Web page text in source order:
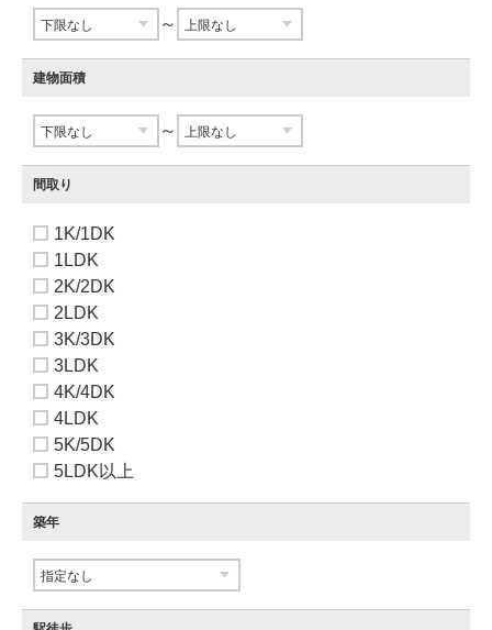
～
建物面積
～
間取り
1K/1DK
1LDK
2K/2DK
2LDK
3K/3DK
3LDK
4K/4DK
4LDK
5K/5DK
5LDK以上
築年